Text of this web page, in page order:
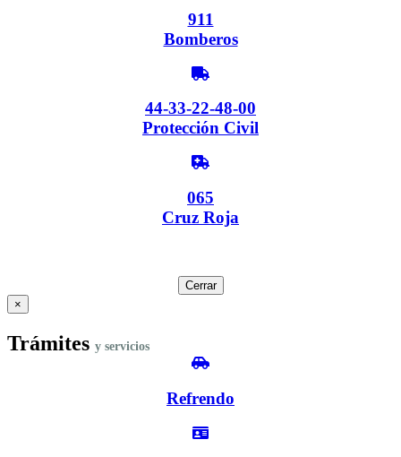
911
Bomberos
44-33-22-48-00
Protección Civil
065
Cruz Roja
Cerrar
×
Trámites y servicios
Refrendo